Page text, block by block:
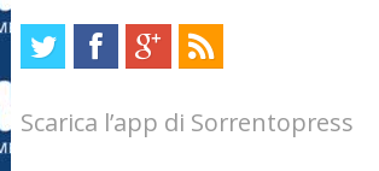
Scarica l’app di Sorrentopress